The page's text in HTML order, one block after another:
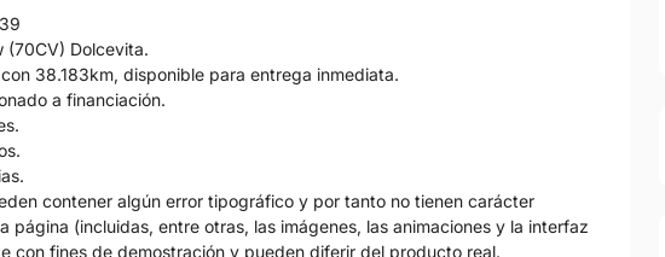
(70CV) Dolcevita.
38.183km, disponible para entrega inmediata.
a financiación.
contener algún error tipográfico y por tanto no tienen carácter
página (incluidas, entre otras, las imágenes, las animaciones y la interfaz
con fines de demostración y pueden diferir del producto real.